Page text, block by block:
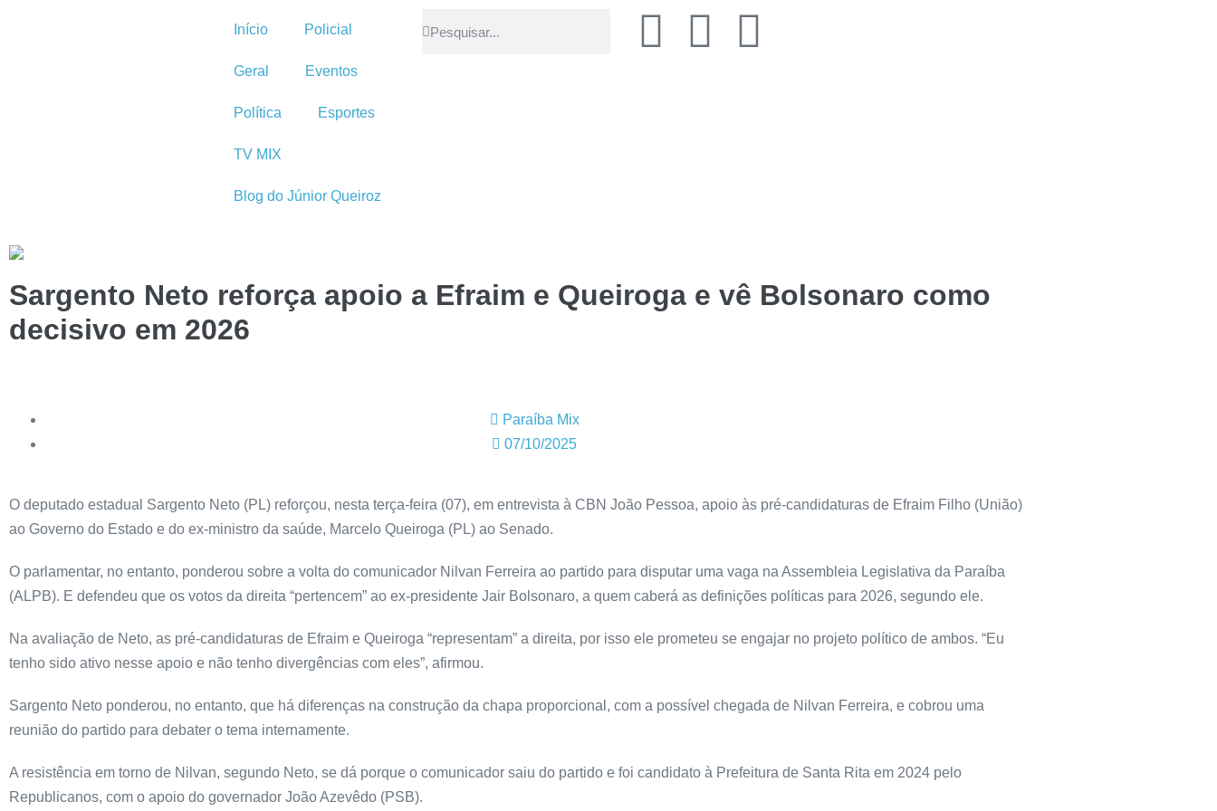
Início Policial
Geral Eventos
Política Esportes
TV MIX
Blog do Júnior Queiroz
Sargento Neto reforça apoio a Efraim e Queiroga e vê Bolsonaro como
decisivo em 2026
Paraíba Mix
07/10/2025
O deputado estadual Sargento Neto (PL) reforçou, nesta terça-feira (07), em entrevista à CBN João Pessoa, apoio às pré-candidaturas de Efraim Filho (União)
ao Governo do Estado e do ex-ministro da saúde, Marcelo Queiroga (PL) ao Senado.
O parlamentar, no entanto, ponderou sobre a volta do comunicador Nilvan Ferreira ao partido para disputar uma vaga na Assembleia Legislativa da Paraíba
(ALPB). E defendeu que os votos da direita “pertencem” ao ex-presidente Jair Bolsonaro, a quem caberá as definições políticas para 2026, segundo ele.
Na avaliação de Neto, as pré-candidaturas de Efraim e Queiroga “representam” a direita, por isso ele prometeu se engajar no projeto político de ambos. “Eu
tenho sido ativo nesse apoio e não tenho divergências com eles”, afirmou.
Sargento Neto ponderou, no entanto, que há diferenças na construção da chapa proporcional, com a possível chegada de Nilvan Ferreira, e cobrou uma
reunião do partido para debater o tema internamente.
A resistência em torno de Nilvan, segundo Neto, se dá porque o comunicador saiu do partido e foi candidato à Prefeitura de Santa Rita em 2024 pelo
Republicanos, com o apoio do governador João Azevêdo (PSB).